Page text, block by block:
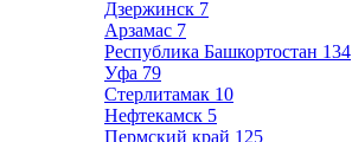
Дзержинск 7
Арзамас 7
Республика Башкортостан 134
Уфа 79
Стерлитамак 10
Нефтекамск 5
Пермский край 125